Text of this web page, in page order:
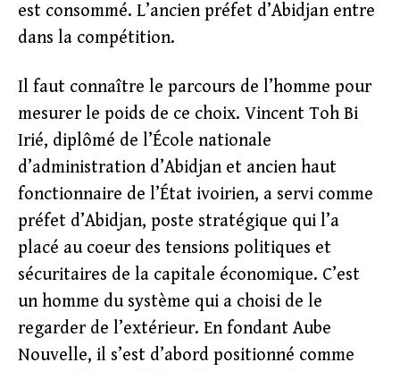
est consommé. L’ancien préfet d’Abidjan entre
dans la compétition.
Il faut connaître le parcours de l’homme pour
mesurer le poids de ce choix. Vincent Toh Bi
Irié, diplômé de l’École nationale
d’administration d’Abidjan et ancien haut
fonctionnaire de l’État ivoirien, a servi comme
préfet d’Abidjan, poste stratégique qui l’a
placé au coeur des tensions politiques et
sécuritaires de la capitale économique. C’est
un homme du système qui a choisi de le
regarder de l’extérieur. En fondant Aube
Nouvelle, il s’est d’abord positionné comme